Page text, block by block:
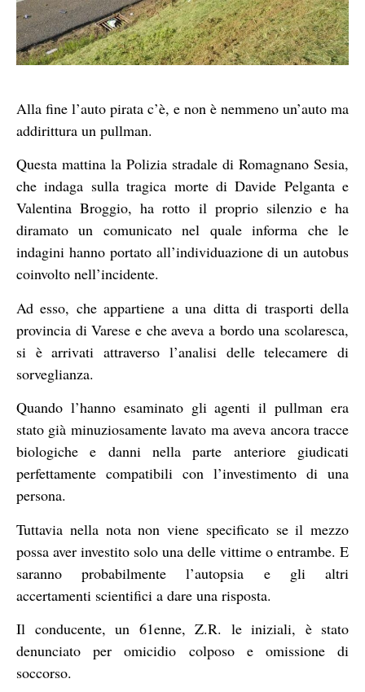
Alla fine l’auto pirata c’è, e non è nemmeno un’auto ma
addirittura un pullman.
Questa mattina la Polizia stradale di Romagnano Sesia,
che indaga sulla tragica morte di Davide Pelganta e
Valentina Broggio, ha rotto il proprio silenzio e ha
diramato un comunicato nel quale informa che le
indagini hanno portato all’individuazione di un autobus
coinvolto nell’incidente.
Ad esso, che appartiene a una ditta di trasporti della
provincia di Varese e che aveva a bordo una scolaresca,
si è arrivati attraverso l’analisi delle telecamere di
sorveglianza.
Quando l’hanno esaminato gli agenti il pullman era
stato già minuziosamente lavato ma aveva ancora tracce
biologiche e danni nella parte anteriore giudicati
perfettamente compatibili con l’investimento di una
persona.
Tuttavia nella nota non viene specificato se il mezzo
possa aver investito solo una delle vittime o entrambe. E
saranno probabilmente l’autopsia e gli altri
accertamenti scientifici a dare una risposta.
Il conducente, un 61enne, Z.R. le iniziali, è stato
denunciato per omicidio colposo e omissione di
soccorso.